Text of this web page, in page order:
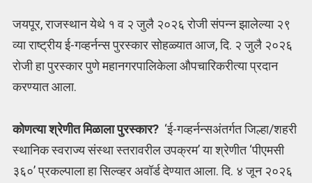
जयपूर, राजस्थान येथे १ व २ जुलै २०२६ रोजी संपन्न झालेल्या २९
व्या राष्ट्रीय ई-गव्हर्नन्स पुरस्कार सोहळ्यात आज, दि. २ जुलै २०२६
रोजी हा पुरस्कार पुणे महानगरपालिकेला औपचारिकरीत्या प्रदान
करण्यात आला.
कोणत्या श्रेणीत मिळाला पुरस्कार?‘ई-गव्हर्नन्सअंतर्गत जिल्हा/शहरी
स्थानिक स्वराज्य संस्था स्तरावरील उपक्रम’ या श्रेणीत ‘पीएमसी
३६०’ प्रकल्पाला हा सिल्व्हर अवॉर्ड देण्यात आला. दि. ४ जून २०२६